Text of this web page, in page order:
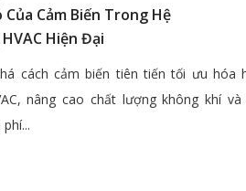
Của Cảm Biến Trong Hệ
Hiện Đại
cách cảm biến tiên tiến tối ưu hóa
nâng cao chất lượng không khí